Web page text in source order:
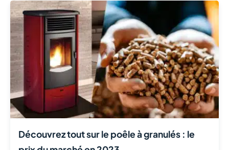
Découvrez tout sur le poêle à granulés : le